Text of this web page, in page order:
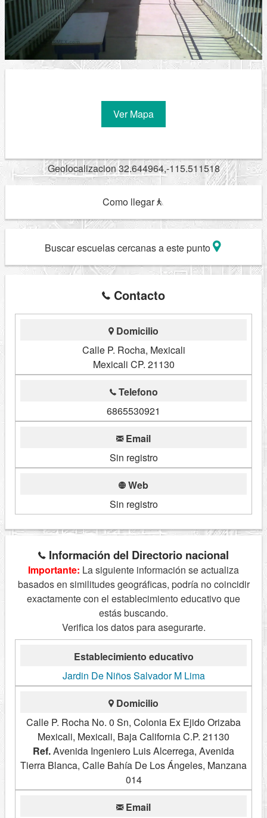
Ver Mapa
Geolocalizacion 32.644964,-115.511518
Como llegar
Buscar escuelas cercanas a este punto
Contacto
Domicilio
Calle P. Rocha, Mexicali
Mexicali CP. 21130
Telefono
6865530921
Email
Sin registro
Web
Sin registro
Información del Directorio nacional
Importante: La siguiente información se actualiza
basados en similitudes geográficas, podría no coincidir
exactamente con el establecimiento educativo que
estás buscando.
Verifica los datos para asegurarte.
Establecimiento educativo
Jardin De Niños Salvador M Lima
Domicilio
Calle P. Rocha No. 0 Sn, Colonia Ex Ejido Orizaba
Mexicali, Mexicali, Baja California C.P. 21130
Ref.Avenida Ingeniero Luis Alcerrega, Avenida
Tierra Blanca, Calle Bahía De Los Ángeles, Manzana
014
Email